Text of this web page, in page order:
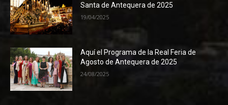
Santa de Antequera de 2025
19/04/2025
Aquí el Programa de la Real Feria de
Agosto de Antequera de 2025
24/08/2025